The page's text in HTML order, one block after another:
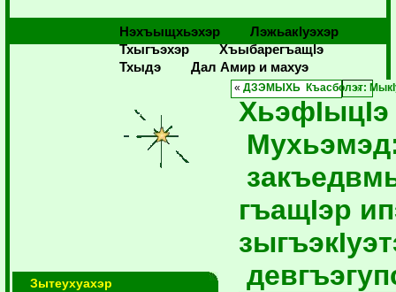
Нэхъыщхьэхэр
Лэжьакlуэхэр
Тхыгъэхэр
Хъыбарегъащlэ
Тхыдэ
Дал Амир и махуэ
Зытеухуахэр
«ДЗЭМЫХЬ Къасболэт:
ХьэфIыцIэ
гъащIэр